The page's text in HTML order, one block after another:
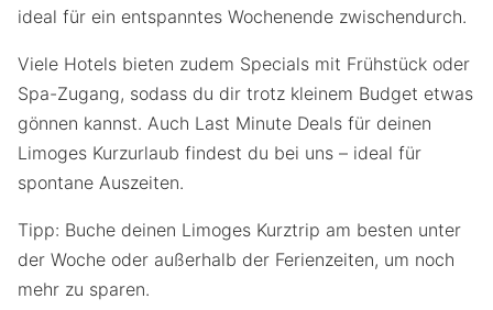
ideal für ein entspanntes Wochenende zwischendurch.
Viele Hotels bieten zudem Specials mit Frühstück oder
Spa-Zugang, sodass du dir trotz kleinem Budget etwas
gönnen kannst. Auch Last Minute Deals für deinen
Limoges Kurzurlaub findest du bei uns – ideal für
spontane Auszeiten.
Tipp: Buche deinen Limoges Kurztrip am besten unter
der Woche oder außerhalb der Ferienzeiten, um noch
mehr zu sparen.